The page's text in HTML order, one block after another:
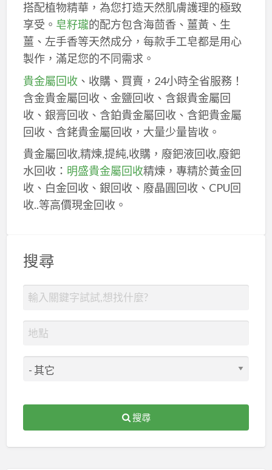
搭配植物精華，為您打造天然肌膚護理的極致
享受。 皂籽瓏的配方包含海茴香、薑黃、生
薑、左手香等天然成分，每款手工皂都是用心
製作，滿足您的不同需求。
貴金屬回收、收購、買賣，24小時全省服務！
含金貴金屬回收、金鹽回收、含銀貴金屬回
收、銀膏回收、含鉑貴金屬回收、含鈀貴金屬
回收、含銠貴金屬回收，大量少量皆收。
貴金屬回收,精煉,提純,收購，廢鈀液回收,廢鈀
水回收： 明盛貴金屬回收精煉，專精於黃金回
收、白金回收、銀回收、廢晶圓回收、CPU回
收..等高價現金回收。
搜尋
搜尋